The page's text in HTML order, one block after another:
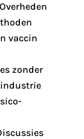
vaccin
zonder